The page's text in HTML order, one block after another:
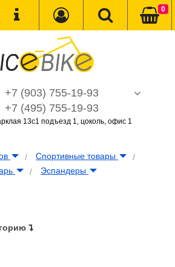
+7 (903) 755-19-93
+7 (495) 755-19-93
13с1 подъезд 1, цоколь, офис 1
0
Спортивные товары
Эспандеры